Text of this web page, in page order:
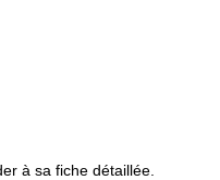
à sa fiche détaillée.